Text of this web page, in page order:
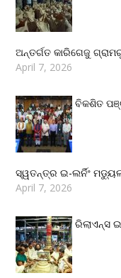
ଅନ୍ତର୍ଗତ କାରିଗେଜୁ
April 7, 2026
ବିକଶିତ
ସ୍ୱତନ୍ତ୍ର ଇ-ଲର୍ନିଂ
April 7, 2026
ରିଲାଏନ୍‌ସ